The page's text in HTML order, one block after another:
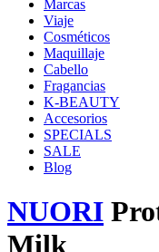
Marcas
Viaje
Cosméticos
Maquillaje
Cabello
Fragancias
K-BEAUTY
Accesorios
SPECIALS
SALE
Blog
NUORI
Milk